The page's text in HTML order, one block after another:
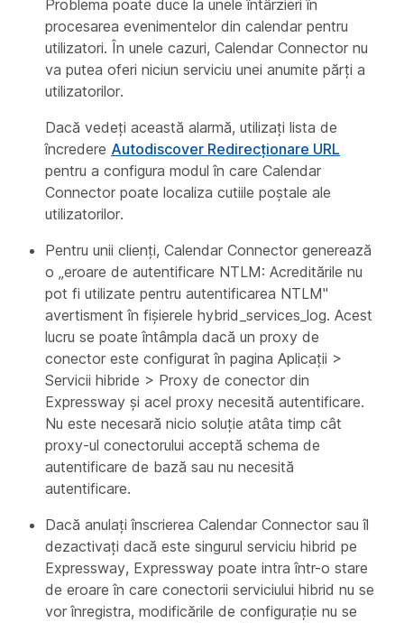
Problema poate duce la unele întârzieri în
procesarea evenimentelor din calendar pentru
utilizatori. În unele cazuri, Calendar Connector nu
va putea oferi niciun serviciu unei anumite părți a
utilizatorilor.
Dacă vedeți această alarmă, utilizați lista de
încredere Autodiscover Redirecționare URL
pentru a configura modul în care Calendar
Connector poate localiza cutiile poștale ale
utilizatorilor.
Pentru unii clienți, Calendar Connector generează
o „eroare de autentificare NTLM: Acreditările nu
pot fi utilizate pentru autentificarea NTLM"
avertisment în fișierele hybrid_services_log. Acest
lucru se poate întâmpla dacă un proxy de
conector este configurat în pagina Aplicații >
Servicii hibride > Proxy de conector din
Expressway și acel proxy necesită autentificare.
Nu este necesară nicio soluție atâta timp cât
proxy-ul conectorului acceptă schema de
autentificare de bază sau nu necesită
autentificare.
Dacă anulați înscrierea Calendar Connector sau îl
dezactivați dacă este singurul serviciu hibrid pe
Expressway, Expressway poate intra într-o stare
de eroare în care conectorii serviciului hibrid nu se
vor înregistra, modificările de configurație nu se